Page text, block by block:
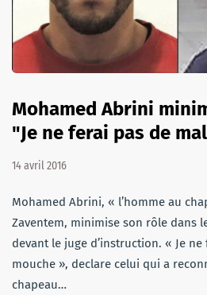
Mohamed Abrini
"Je ne ferai pas de
14 avril 2016
Mohamed Abrini, « l’homme au
Zaventem, minimise son rôle dans
devant le juge d’instruction. « Je
mouche », declare celui qui a
chapeau…